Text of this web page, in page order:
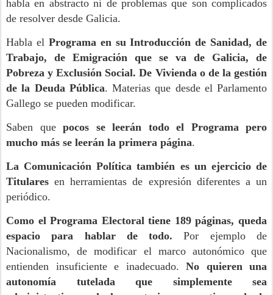
habla en abstracto ni de problemas que son complicados
de resolver desde Galicia.
Habla el Programa en su Introducción de Sanidad, de
Trabajo, de Emigración que se va de Galicia, de
Pobreza y Exclusión Social. De Vivienda o de la gestión
de la Deuda Pública. Materias que desde el Parlamento
Gallego se pueden modificar.
Saben que pocos se leerán todo el Programa pero
mucho más se leerán la primera página.
La Comunicación Política también es un ejercicio de
Titulares en herramientas de expresión diferentes a un
periódico.
Como el Programa Electoral tiene 189 páginas, queda
espacio para hablar de todo. Por ejemplo de
Nacionalismo, de modificar el marco autonómico que
entienden insuficiente e inadecuado. No quieren una
autonomía tutelada que simplemente sea